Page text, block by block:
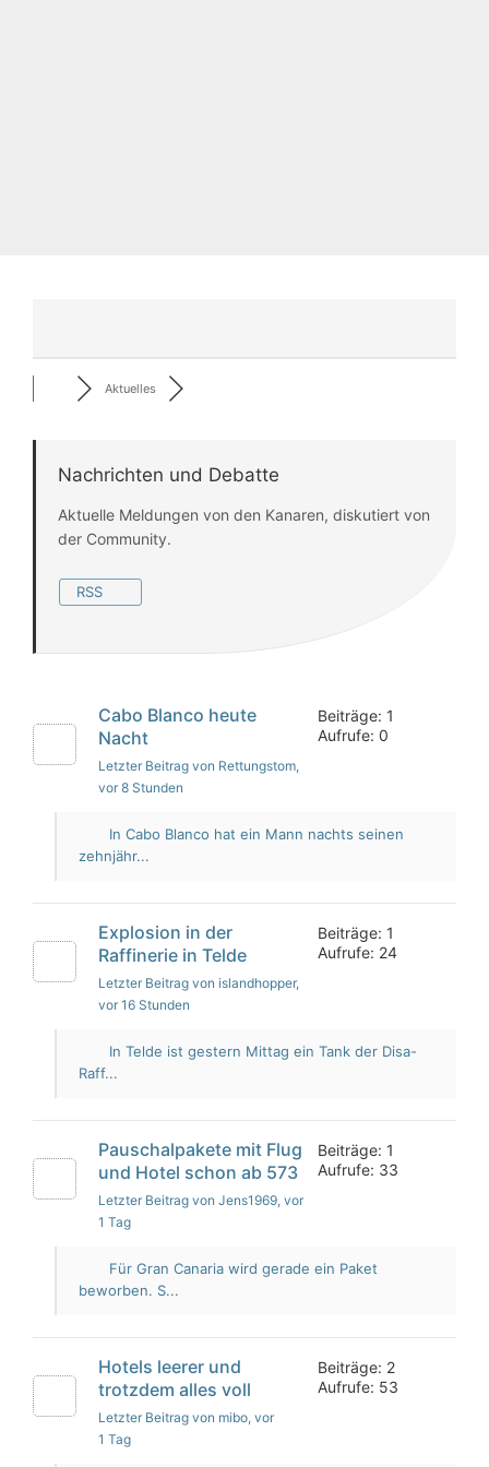
Aktuelles
Nachrichten und Debatte
Aktuelle Meldungen von den Kanaren, diskutiert von
der Community.
RSS
Cabo Blanco heute
Nacht
Letzter Beitrag von Rettungstom,
vor 8 Stunden
Beiträge: 1
Aufrufe: 0
In Cabo Blanco hat ein Mann nachts seinen
zehnjähr...
Explosion in der
Raffinerie in Telde
Letzter Beitrag von islandhopper,
vor 16 Stunden
Beiträge: 1
Aufrufe: 24
In Telde ist gestern Mittag ein Tank der Disa-
Raff...
Pauschalpakete mit Flug
und Hotel schon ab 573
Letzter Beitrag von Jens1969, vor
1 Tag
Beiträge: 1
Aufrufe: 33
Für Gran Canaria wird gerade ein Paket
beworben. S...
Hotels leerer und
trotzdem alles voll
Letzter Beitrag von mibo, vor
1 Tag
Beiträge: 2
Aufrufe: 53